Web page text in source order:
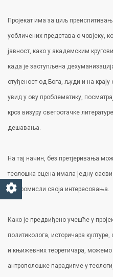
Пројекат има за циљ
уобличених представа о човјеку,
јавност, како у академским
када је заступљена
отуђеност од Бога, људи и на
увид у ову проблематику,
кроз визуру светоотачке
дешавања.
На тај начин, без претјеривања
теолошка сцена имала једну
да промисли своја интересовања.
Како је предвиђено учешће у
политиколога, историчара
и књижевних теоретичара,
антрополошке парадигме у